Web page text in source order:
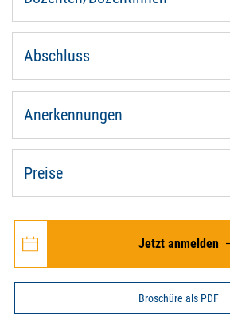
Abschluss
Anerkennungen
Preise
Jetzt anmelden
Broschüre als PDF